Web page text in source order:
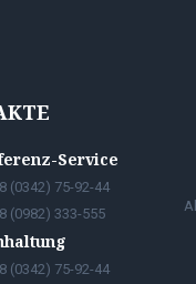
Service
(0342) 75-92-44
(0982) 333-555
(0342) 75-92-44